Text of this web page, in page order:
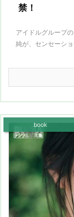
禁！
アイドルグループ
純が、センセーシ
book